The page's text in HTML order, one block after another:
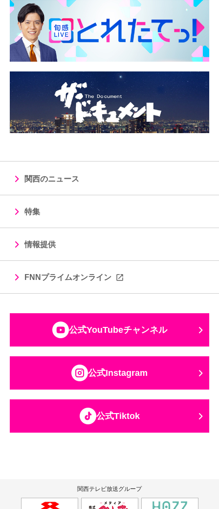
関西のニュース
特集
情報提供
FNNプライムオンライン
公式YouTubeチャンネル
公式Instagram
公式Tiktok
関西テレビ放送グループ